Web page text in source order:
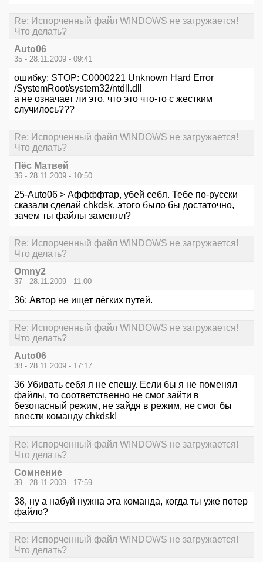
Re: Испорченный файл WINDOWS не загружается!
Что делать?
Auto06
35 - 28.11.2009 - 09:41
ошибку: STOP: C0000221 Unknown Hard Error
/SystemRoot/system32/ntdll.dll
а не означает ли это, что это что-то с жестким
случилось???
Re: Испорченный файл WINDOWS не загружается!
Что делать?
Пёс Матвей
36 - 28.11.2009 - 10:50
25-Auto06 > Аффффтар, убей себя. Тебе по-русски
сказали сделай chkdsk, этого было бы достаточно,
зачем ты файлы заменял?
Re: Испорченный файл WINDOWS не загружается!
Что делать?
Omny2
37 - 28.11.2009 - 11:00
36: Автор не ищет лёгких путей.
Re: Испорченный файл WINDOWS не загружается!
Что делать?
Auto06
38 - 28.11.2009 - 17:17
36 Убивать себя я не спешу. Если бы я не поменял
файлы, то соответственно не смог зайти в
безопасный режим, не зайдя в режим, не смог бы
ввести команду chkdsk!
Re: Испорченный файл WINDOWS не загружается!
Что делать?
Сомнение
39 - 28.11.2009 - 17:59
38, ну а набуй нужна эта команда, когда ты уже потер
файло?
Re: Испорченный файл WINDOWS не загружается!
Что делать?